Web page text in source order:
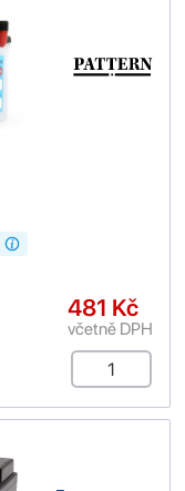
481 Kč
včetně DPH